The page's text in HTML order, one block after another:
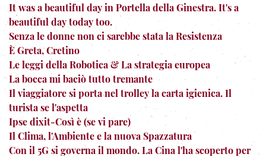
It was a beautiful day in Portella della Ginestra. It's a
beautiful day today too.
Senza le donne non ci sarebbe stata la Resistenza
È Greta, Cretino
Le leggi della Robotica & La strategia europea
La bocca mi baciò tutto tremante
Il viaggiatore si porta nel trolley la carta igienica. Il
turista se l'aspetta
Ipse dixit-Così è (se vi pare)
Il Clima, l'Ambiente e la nuova Spazzatura
Con il 5G si governa il mondo. La Cina l'ha scoperto per